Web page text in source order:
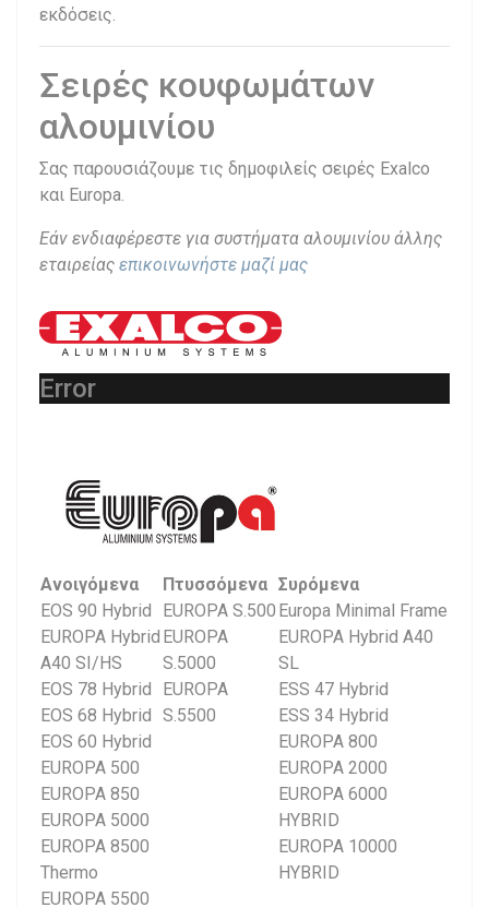
εκδόσεις.
Σειρές κουφωμάτων
αλουμινίου
Σας παρουσιάζουμε τις δημοφιλείς σειρές Exalco
και Europa.
Εάν ενδιαφέρεστε για συστήματα αλουμινίου άλλης
εταιρείας επικοινωνήστε μαζί μας
Error
Ανοιγόμενα
EOS 90 Hybrid
EUROPA Hybrid
A40 SI/HS
EOS 78 Hybrid
EOS 68 Hybrid
EOS 60 Hybrid
EUROPA 500
EUROPA 850
EUROPA 5000
EUROPA 8500
Thermo
EUROPA 5500
Πτυσσόμενα
EUROPA S.500
EUROPA
S.5000
EUROPA
S.5500
Συρόμενα
Europa Minimal Frame
EUROPA Hybrid A40
SL
ESS 47 Hybrid
ESS 34 Hybrid
EUROPA 800
EUROPA 2000
EUROPA 6000
HYBRID
EUROPA 10000
HYBRID